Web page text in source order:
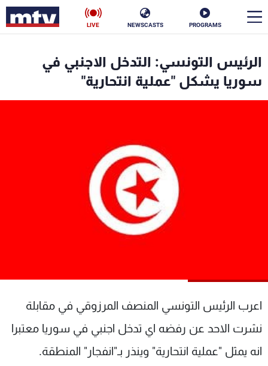
PROGRAMS
NEWSCASTS
LIVE
الرئيس التونسي: التدخل الاجنبي في
سوريا يشكل "عملية انتحارية"
اعرب الرئيس التونسي المنصف المرزوقي في مقابلة
نشرت الاحد عن رفضه اي تدخل اجنبي في سوريا معتبرا
انه يمثل "عملية انتحارية" وينذر بـ"انفجار" المنطقة.
رياضة
شاهد البرامج
الترددات
الإنـتـاج
وظائف
تواصل معنا